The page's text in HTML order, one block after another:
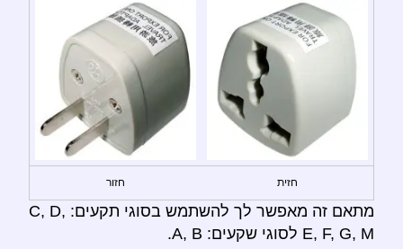
חזית חזור
מתאם זה מאפשר לך להשתמש בסוגי תקעים: C, D,
E, F, G, M לסוגי שקעים: A, B.